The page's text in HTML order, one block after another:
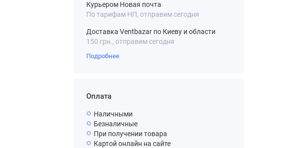
Курьером Новая почта
По тарифам НП, отправим сегодня
Доставка Ventbazar по Киеву и области
150 грн., отправим сегодня
Подробнее
Оплата
Наличными
Безналичные
При получении товара
Картой онлайн на сайте